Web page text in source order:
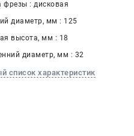
: дисковая
диаметр, мм : 125
высота, мм : 18
диаметр, мм : 32
список характеристик